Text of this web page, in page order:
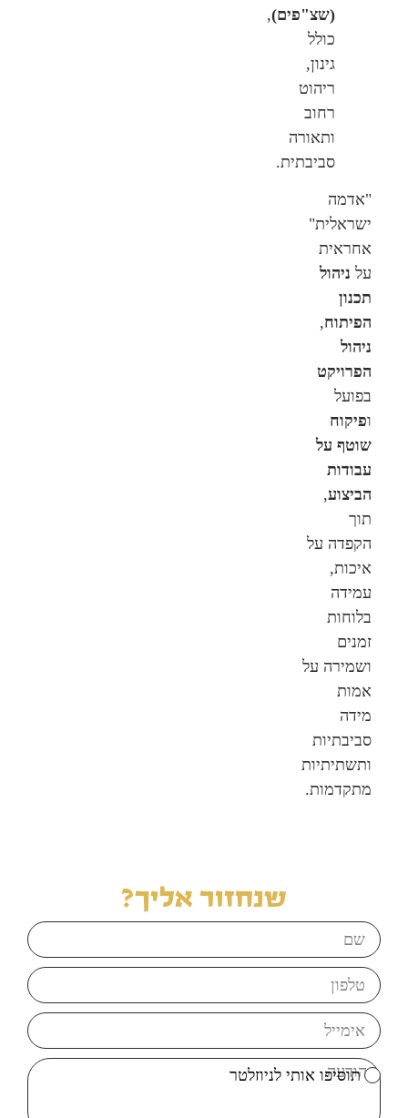
(שצ"פים),
כולל
גינון,
ריהוט
רחוב
ותאורה
סביבתית.
"אדמה
ישראלית"
אחראית
על ניהול
תכנון
הפיתוח,
ניהול
הפרויקט
בפועל
ופיקוח
שוטף על
עבודות
הביצוע,
תוך
הקפדה על
איכות,
עמידה
בלוחות
זמנים
ושמירה על
אמות
מידה
סביבתיות
ותשתיתיות
מתקדמות.
שנחזור אליך?
תוסיפו אותי לניוזלטר